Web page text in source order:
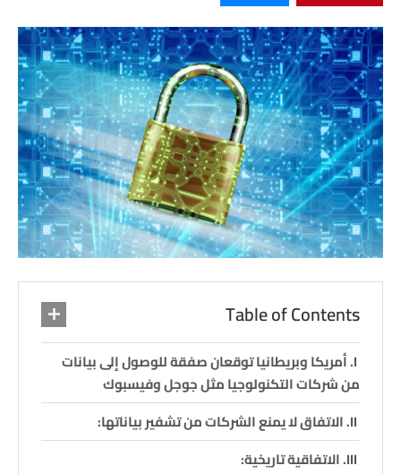
Table of Contents
أمريكا وبريطانيا توقعان صفقة للوصول إلى بيانات
من شركات التكنولوجيا مثل جوجل وفيسبوك
الاتفاق لا يمنع الشركات من تشفير بياناتها:
الاتفاقية تاريخية: